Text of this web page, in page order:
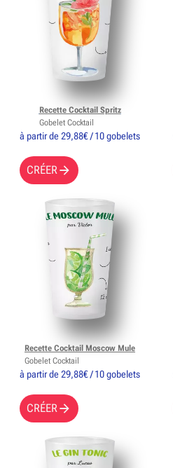
à partir de 29,88€ / 10 gobelets
CRÉER
Recette Cocktail Spritz
Gobelet Cocktail
à partir de 29,88€ / 10 gobelets
CRÉER
Recette Cocktail Moscow Mule
Gobelet Cocktail